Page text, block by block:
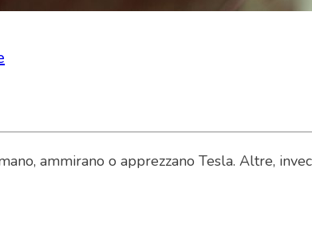
ammirano o apprezzano Tesla. Altre,